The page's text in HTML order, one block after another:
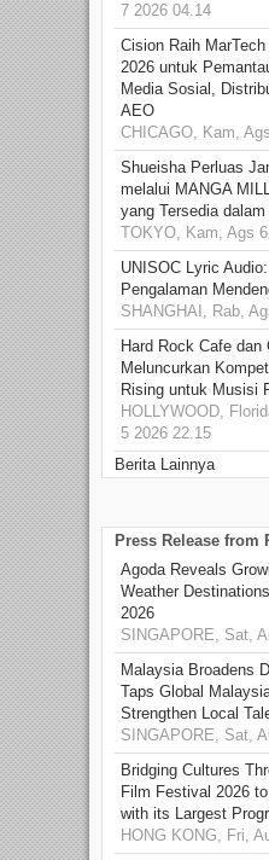
7 2026 04.14
Cision Raih
2026 untuk
Media Sosial,
AEO
CHICAGO, Kam,
Shueisha Perluas
melalui MANGA
yang Tersedia
TOKYO, Kam, Ags
UNISOC Lyric
Pengalaman
SHANGHAI, Rab,
Hard Rock Cafe dan
Meluncurkan
Rising untuk Musisi
HOLLYWOOD,
5 2026 22.15
Berita Lainnya
Press Release from
Agoda Reveals
Weather
2026
SINGAPORE, Sat,
Malaysia Broadens
Taps Global
Strengthen Local
SINGAPORE, Sat,
Bridging Cultures
Film Festival 2026
with its Largest
HONG KONG, Fri,